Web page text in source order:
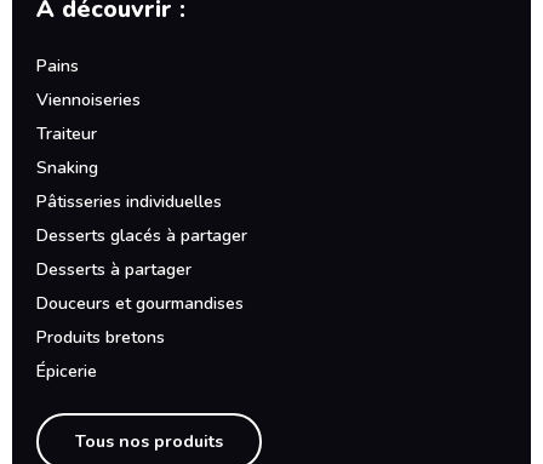
À découvrir :
Pains
Viennoiseries
Traiteur
Snaking
Pâtisseries individuelles
Desserts glacés à partager
Desserts à partager
Douceurs et gourmandises
Produits bretons
Épicerie
Tous nos produits